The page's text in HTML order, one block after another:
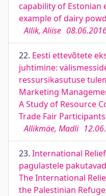
capability of Estonian
example of dairy
Allik, Aliise
22. Eesti ettevõtete
juhtimine:
ressursikasutuse
Marketing
A Study of Resource
Trade Fair Participants
Allikmäe, Madli
23. International
pagulastele
The International
the Palestinian